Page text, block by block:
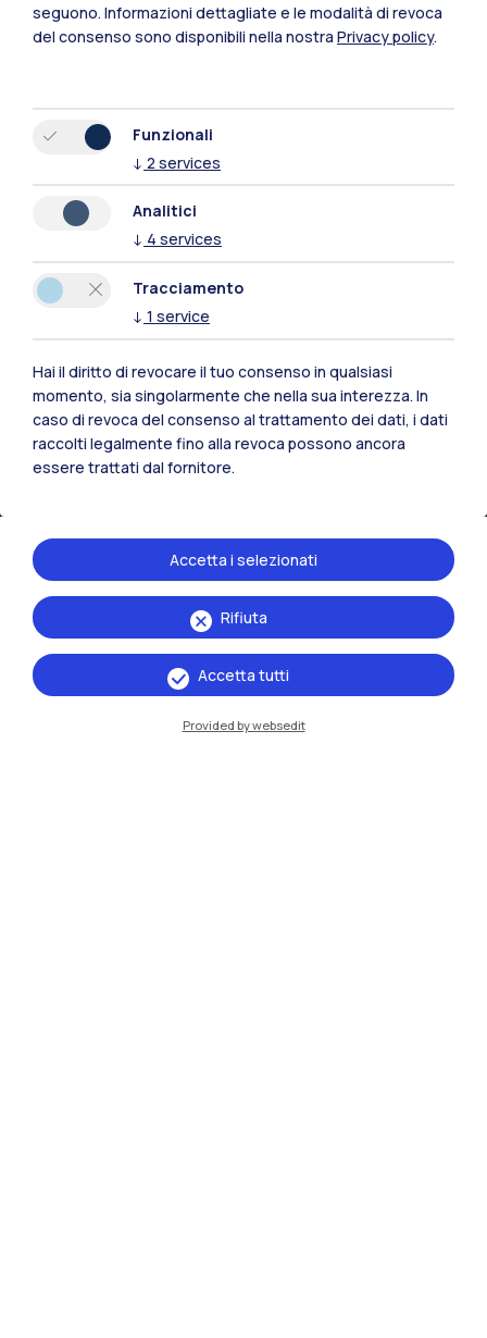
Polimi Community
Tutti i siti dell’ecosistema
Residenze
Sedi
Milano Leonardo
seguono. Informazioni dettagliate e le modalità di revoca
del consenso sono disponibili nella nostra Privacy policy.
Funzionali
↓ 2 services
Analitici
↓ 4 services
Tracciamento
↓ 1 service
Hai il diritto di revocare il tuo consenso in qualsiasi
momento, sia singolarmente che nella sua interezza. In
caso di revoca del consenso al trattamento dei dati, i dati
raccolti legalmente fino alla revoca possono ancora
essere trattati dal fornitore.
Rifiuta
Accetta i selezionati
Accetta tutti
Provided by websedit